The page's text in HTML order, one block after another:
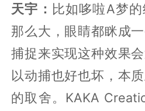
天宇： 比如哆啦A梦
那么大，眼睛都眯成
捕捉来实现这种效果
以动捕也好也坏，本
的取舍。KAKA